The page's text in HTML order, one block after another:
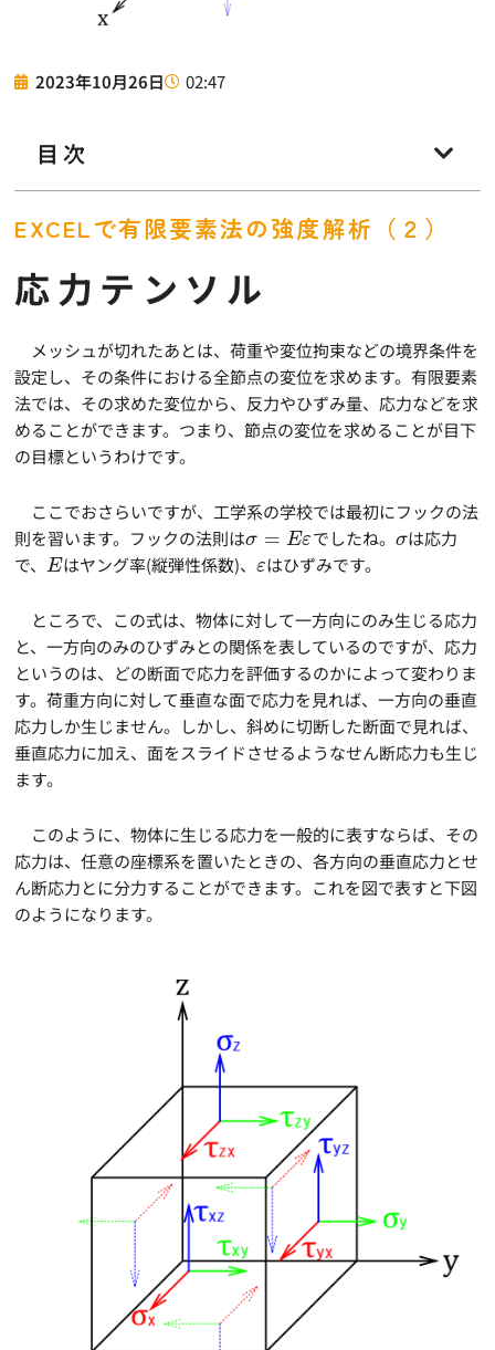
2023年10月26日 02:47
目次
EXCELで有限要素法の強度解析（２）
応力テンソル
メッシュが切れたあとは、荷重や変位拘束などの境界条件を
設定し、その条件における全節点の変位を求めます。有限要素
法では、その求めた変位から、反力やひずみ量、応力などを求
めることができます。つまり、節点の変位を求めることが目下
の目標というわけです。
ここでおさらいですが、工学系の学校では最初にフックの法
則を習います。フックの法則はσ = Eεでしたね。 σは応力
で、 Eはヤング率(縦弾性係数)、 εはひずみです。
ところで、この式は、物体に対して一方向にのみ生じる応力
と、一方向のみのひずみとの関係を表しているのですが、応力
というのは、どの断面で応力を評価するのかによって変わりま
す。荷重方向に対して垂直な面で応力を見れば、一方向の垂直
応力しか生じません。しかし、斜めに切断した断面で見れば、
垂直応力に加え、面をスライドさせるようなせん断応力も生じ
ます。
このように、物体に生じる応力を一般的に表すならば、その
応力は、任意の座標系を置いたときの、各方向の垂直応力とせ
ん断応力とに分力することができます。これを図で表すと下図
のようになります。